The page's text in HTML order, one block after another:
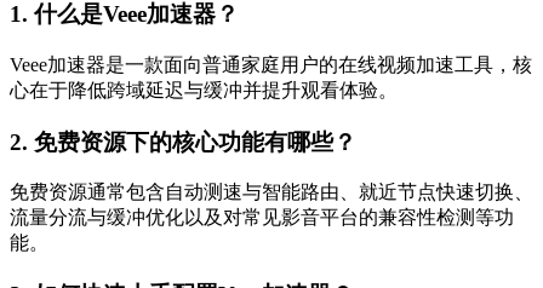
1. 什么是Veee加速器？
Veee加速器是一款面向普通家庭用户的在线视频加速工具，核
心在于降低跨域延迟与缓冲并提升观看体验。
2. 免费资源下的核心功能有哪些？
免费资源通常包含自动测速与智能路由、就近节点快速切换、
流量分流与缓冲优化以及对常见影音平台的兼容性检测等功
能。